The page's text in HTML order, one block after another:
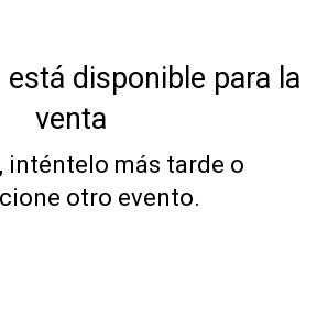
está disponible para la
venta
inténtelo más tarde o
otro evento.